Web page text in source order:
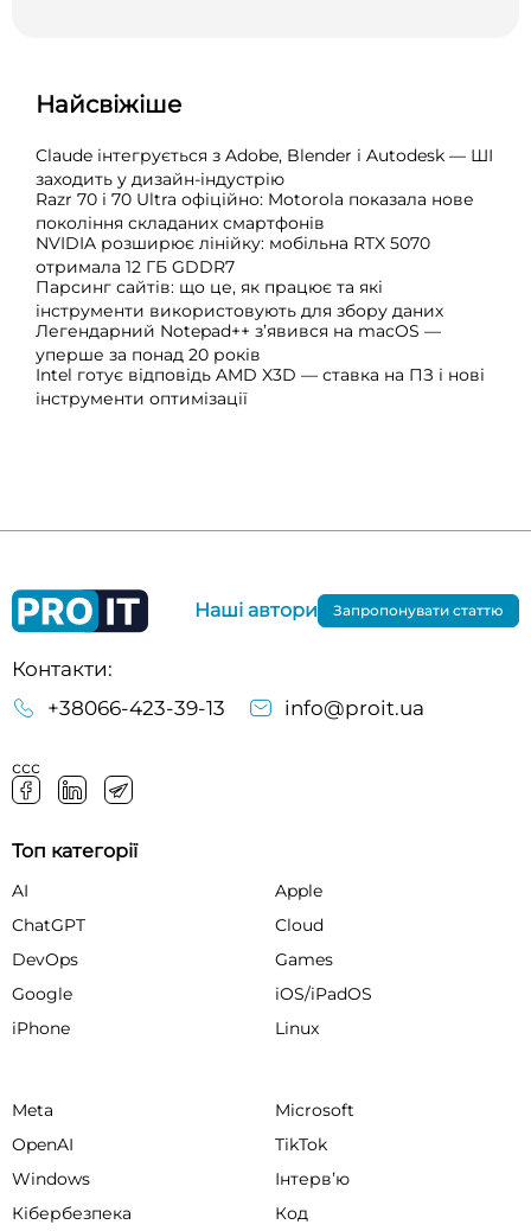
Найсвіжіше
Claude інтегрується з Adobe, Blender і Autodesk — ШІ
заходить у дизайн-індустрію
Razr 70 і 70 Ultra офіційно: Motorola показала нове
покоління складаних смартфонів
NVIDIA розширює лінійку: мобільна RTX 5070
отримала 12 ГБ GDDR7
Парсинг сайтів: що це, як працює та які
інструменти використовують для збору даних
Легендарний Notepad++ з’явився на macOS —
уперше за понад 20 років
Intel готує відповідь AMD X3D — ставка на ПЗ і нові
інструменти оптимізації
Контакти:
+38066-423-39-13
info@proit.ua
ссс
Наші автори Запропонувати статтю
Топ категорії
AI
Apple
ChatGPT
Cloud
DevOps
Games
Google
iOS/iPadOS
iPhone
Linux
Meta
Microsoft
OpenAI
TikTok
Windows
Інтервʼю
Кібербезпека
Код